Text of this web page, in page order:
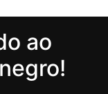
ao